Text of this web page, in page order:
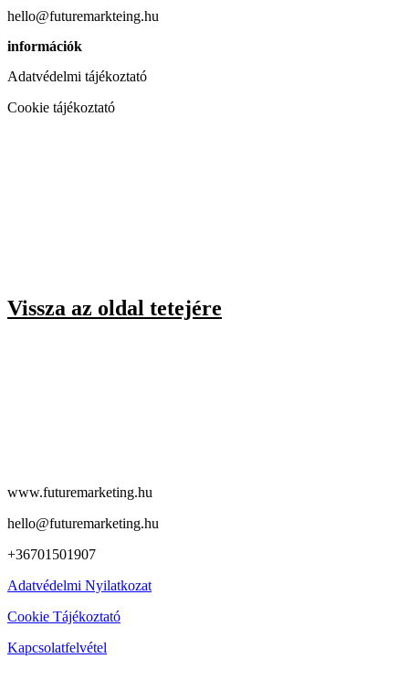
hello@futuremarkteing.hu
információk
Adatvédelmi tájékoztató
Cookie tájékoztató
Vissza az oldal tetejére
www.futuremarketing.hu
hello@futuremarketing.hu
+36701501907
Adatvédelmi Nyilatkozat
Cookie Tájékoztató
Kapcsolatfelvétel